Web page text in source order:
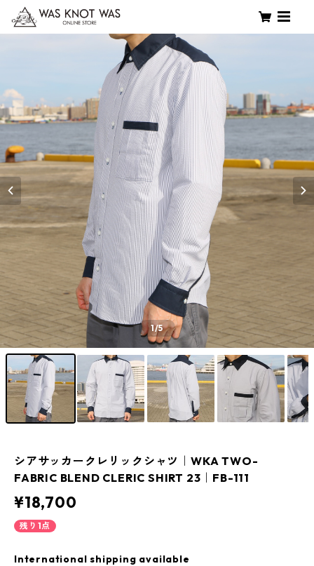
1/5
シアサッカークレリックシャツ｜WKA TWO-
FABRIC BLEND CLERIC SHIRT 23｜FB-111
¥18,700
残り1点
International shipping available